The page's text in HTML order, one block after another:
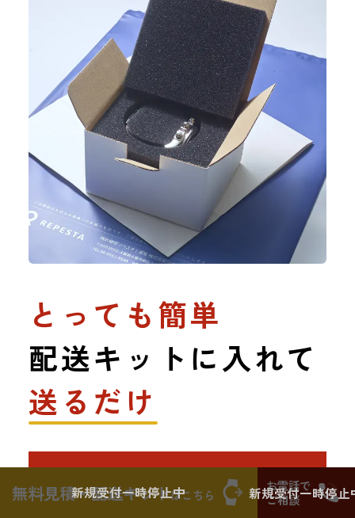
とっても簡単
配送キットに入れて
送るだけ
５つのSTEPで簡単申し込み
御見積無料・送料無料・キャンセル無料
無料見積・配送キットはこちら
新規受付一時停止中
お電話で
ご相談
新規受付一時停止